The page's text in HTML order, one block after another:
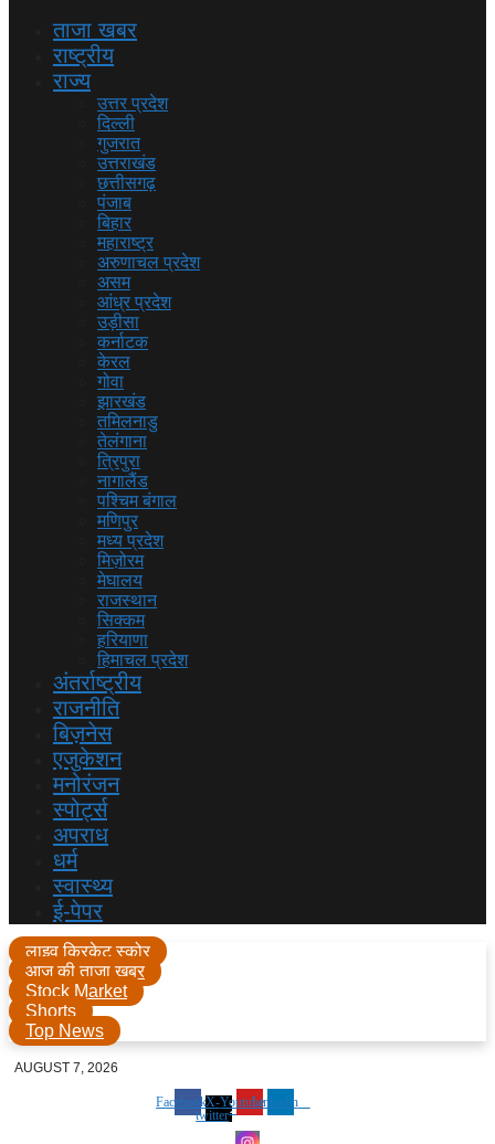
ताजा खबर
राष्ट्रीय
राज्य
उत्तर प्रदेश
दिल्ली
गुजरात
उत्तराखंड
छत्तीसगढ़
पंजाब
बिहार
महाराष्ट्र
अरुणाचल प्रदेश
असम
आंध्र प्रदेश
उड़ीसा
कर्नाटक
केरल
गोवा
झारखंड
तमिलनाडु
तेलंगाना
त्रिपुरा
नागालैंड
पश्चिम बंगाल
मणिपुर
मध्य प्रदेश
मिज़ोरम
मेघालय
राजस्थान
सिक्कम
हरियाणा
हिमाचल प्रदेश
अंतर्राष्ट्रीय
राजनीति
बिज़नेस
एजुकेशन
मनोरंजन
स्पोर्ट्स
अपराध
धर्म
स्वास्थ्य
ई-पेपर
लाइव क्रिकेट स्कोर
आज की ताजा खबर
Stock Market
Shorts
Top News
AUGUST 7, 2026
FacebookX-
twitter
YoutubeLinkedin